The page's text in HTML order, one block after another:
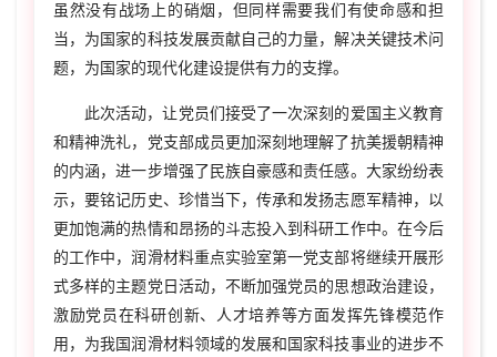
虽然没有战场上的硝烟，但同样需要我们有使命感和担
当，为国家的科技发展贡献自己的力量，解决关键技术问
题，为国家的现代化建设提供有力的支撑。
此次活动，让党员们接受了一次深刻的爱国主义教育
和精神洗礼，党支部成员更加深刻地理解了抗美援朝精神
的内涵，进一步增强了民族自豪感和责任感。大家纷纷表
示，要铭记历史、珍惜当下，传承和发扬志愿军精神，以
更加饱满的热情和昂扬的斗志投入到科研工作中。在今后
的工作中，润滑材料重点实验室第一党支部将继续开展形
式多样的主题党日活动，不断加强党员的思想政治建设，
激励党员在科研创新、人才培养等方面发挥先锋模范作
用，为我国润滑材料领域的发展和国家科技事业的进步不